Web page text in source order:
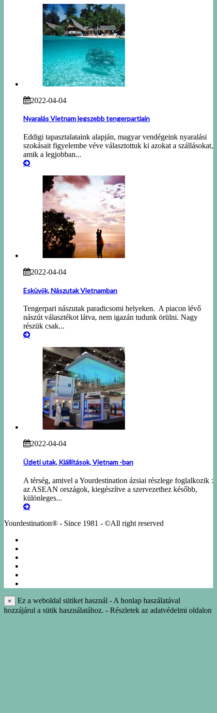
2022-04-04
Nyaralás Vietnam legszebb tengerpartjain
Eddigi tapasztalataink alapján, magyar vendégeink nyaralási
szokásait figyelembe véve választottuk ki azokat a szállásokat,
amik a legjobban...
2022-04-04
Esküvők, Nászutak Vietnamban
Tengerpari nászutak paradicsomi helyeken. A piacon lévő
nászút választékot látva, nem igazán tudunk örülni. Nagy
részük csak...
2022-04-04
Üzleti utak, Kiállítások, Vietnam -ban
A térség, amivel a Yourdestination ázsiai részlege foglalkozik :
az ASEAN országok, kiegészítve a szervezethez később,
különleges...
Yourdestination® - Since 1981 - ©All right reserved
×
Ez a weboldal sütiket használ - A honlap haszálatával
hozzájárul a sütik használatához. - Részletek az adatvédelmi oldalon